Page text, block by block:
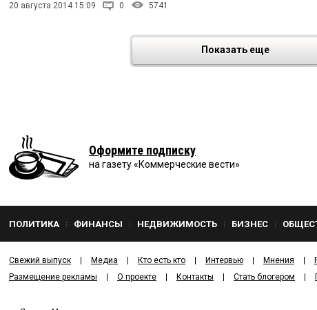
20 августа 2014 15:09 0 5741
Показать еще
Оформите подписку
на газету «Коммерческие вести»
ПОЛИТИКА ФИНАНСЫ НЕДВИЖИМОСТЬ БИЗНЕС
Свежий выпуск Медиа Кто есть кто Интервью Мнения
Размещение рекламы
О проекте Контакты Стать блогером